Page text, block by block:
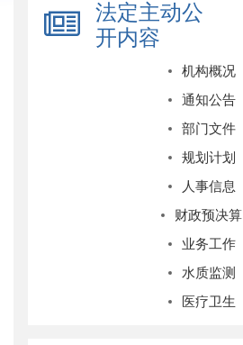
法定主动公
开内容
机构概况
通知公告
部门文件
规划计划
人事信息
财政预决算
业务工作
水质监测
医疗卫生